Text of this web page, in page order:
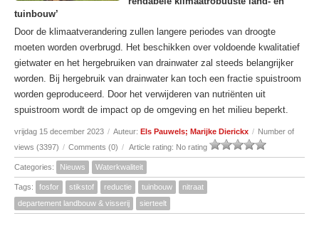
tuinbouw’
Door de klimaatverandering zullen langere periodes van droogte
moeten worden overbrugd. Het beschikken over voldoende kwalitatief
gietwater en het hergebruiken van drainwater zal steeds belangrijker
worden. Bij hergebruik van drainwater kan toch een fractie spuistroom
worden geproduceerd. Door het verwijderen van nutriënten uit
spuistroom wordt de impact op de omgeving en het milieu beperkt.
vrijdag 15 december 2023 / Auteur: Els Pauwels; Marijke Dierickx / Number of
views (3397) / Comments (0) / Article rating: No rating
Categories: Nieuws Waterkwaliteit
Tags: fosfor stikstof reductie tuinbouw
nitraat
departement landbouw & visserij
sierteelt